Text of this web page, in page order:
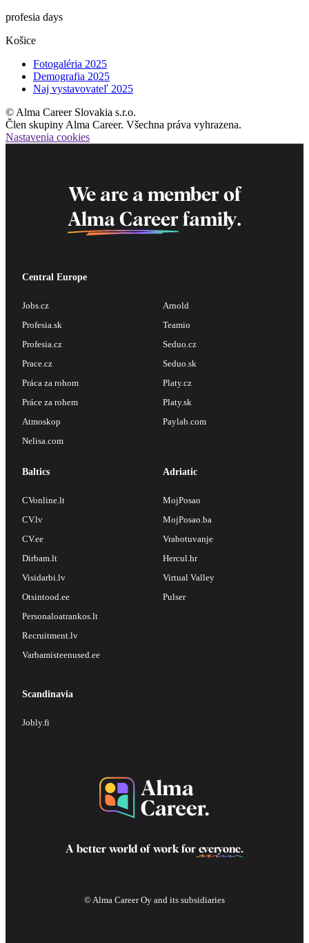
profesia days
Košice
Fotogaléria 2025
Demografia 2025
Naj vystavovateľ 2025
© Alma Career Slovakia s.r.o.
Člen skupiny Alma Career. Všechna práva vyhrazena.
Nastavenia cookies
We are a member of
Alma Career family.
Central Europe
Jobs.cz
Profesia.sk
Profesia.cz
Prace.cz
Práca za rohom
Práce za rohem
Atmoskop
Nelisa.com
Arnold
Teamio
Seduo.cz
Seduo.sk
Platy.cz
Platy.sk
Paylab.com
Baltics
CVonline.lt
CV.lv
CV.ee
Dirbam.lt
Visidarbi.lv
Otsintood.ee
Personaloatrankos.lt
Recruitment.lv
Varbamisteenused.ee
Adriatic
MojPosao
MojPosao.ba
Vrabotuvanje
Hercul.hr
Virtual Valley
Pulser
Scandinavia
Jobly.fi
A better world of work for everyone.
© Alma Career Oy and its subsidiaries